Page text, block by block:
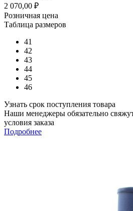
2 070,00 ₽
Розничная цена
Таблица размеров
41
42
43
44
45
46
Узнать срок поступления товара
Наши менеджеры обязательно
условия заказа
Подробнее